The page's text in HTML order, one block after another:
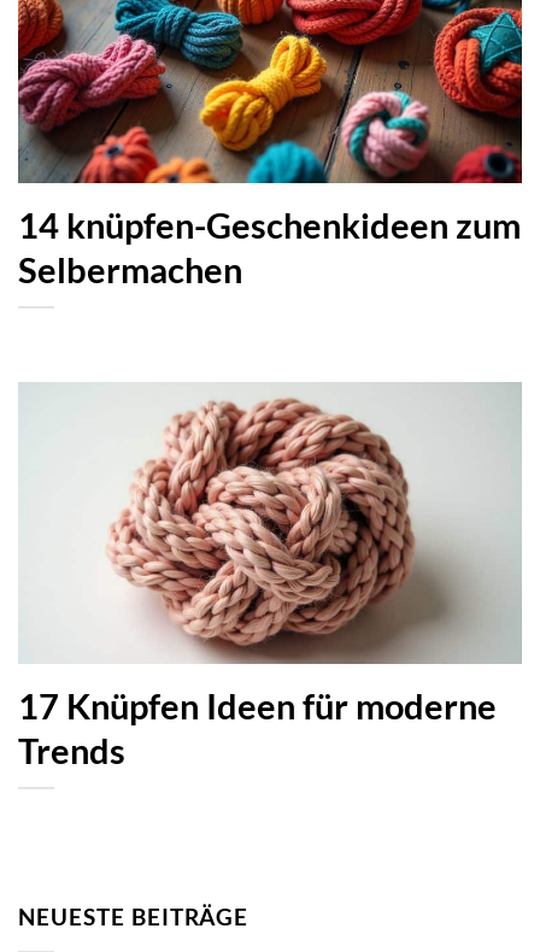
14 knüpfen-Geschenkideen zum
Selbermachen
17 Knüpfen Ideen für moderne
Trends
NEUESTE BEITRÄGE